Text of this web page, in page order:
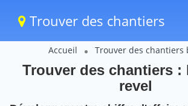
Trouver des chantiers
Accueil Trouver des chantiers
Trouver des chantiers :
revel